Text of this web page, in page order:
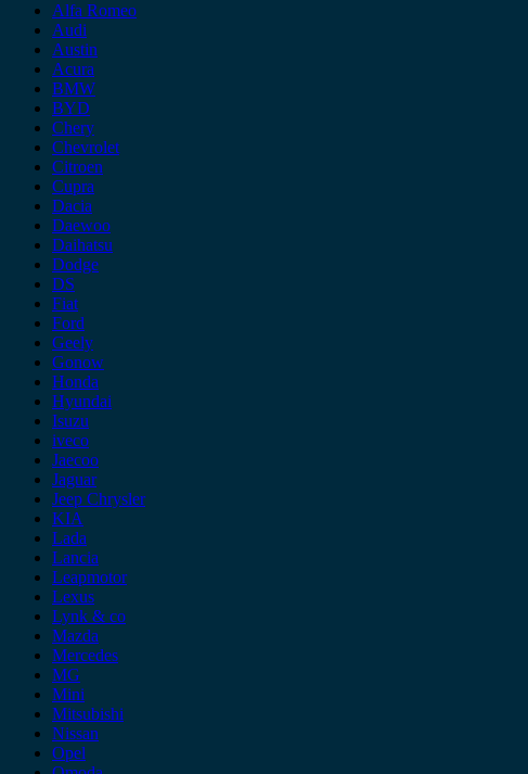
Alfa Romeo
Audi
Austin
Acura
BMW
BYD
Chery
Chevrolet
Citroen
Cupra
Dacia
Daewoo
Daihatsu
Dodge
DS
Fiat
Ford
Geely
Gonow
Honda
Hyundai
Isuzu
iveco
Jaecoo
Jaguar
Jeep Chrysler
KIA
Lada
Lancia
Leapmotor
Lexus
Lynk & co
Mazda
Mercedes
MG
Mini
Mitsubishi
Nissan
Opel